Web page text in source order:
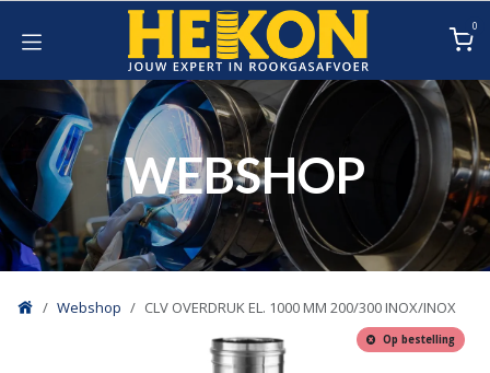
Overslaan naar inhoud
0
WEBSHOP
Webshop CLV OVERDRUK EL. 1000 MM 200/300 INOX/INOX
Op bestelling